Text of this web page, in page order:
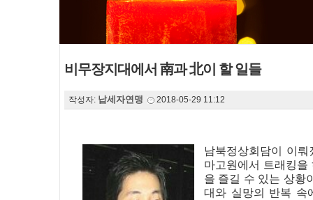
비무장지대에서 南과 北이 할 일들
작성자: 납세자연맹 2018-05-29 11:12
남북정상회담이 이
마고원에서 트래킹을
을 즐길 수 있는 상황
대와 실망의 반복 속